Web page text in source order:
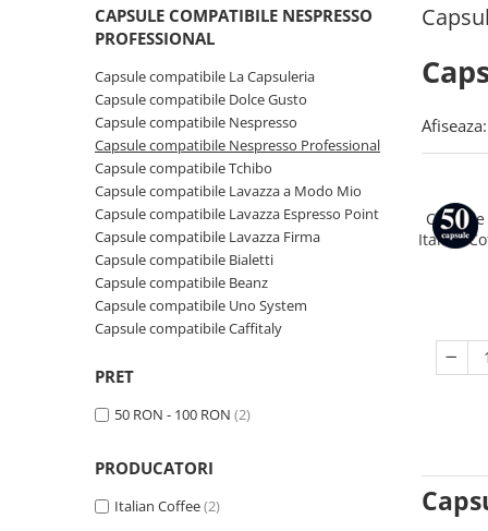
Professional
Capsule compatibile Tchibo
Capsule compatibile Lavazza a
Capsule compatibile Lavazza
Espresso Point
Capsule compatibile Lavazza Firma
Capsule compatibile Bialetti
Capsule compatibile Beanz
Capsule compatibile Uno System
Capsule compatibile Caffitaly
PADURI CAFEA & MONODOZE
CAFEA BOABE
CAFEA MACINATA
Capsule ceai compatibile
Capsule ceai compatibile Tchibo
Capsule ceai compatibile Beanz
Capsule ceai compatibile Caffitaly
Decalcifiant
Suporturi pentru capsule
CAPSULE COMPATIBILE NESPRESSO
PROFESSIONAL
Capsule compatibile La Capsuleria
Capsule compatibile Dolce Gusto
Capsule compatibile Nespresso
Capsule compatibile Nespresso Professional
Capsule compatibile Tchibo
Capsule compatibile Lavazza a Modo Mio
Capsule compatibile Lavazza Espresso Point
Capsule compatibile Lavazza Firma
Capsule compatibile Bialetti
Capsule compatibile Beanz
Capsule compatibile Uno System
Capsule compatibile Caffitaly
PRET
50 RON - 100 RON (2)
PRODUCATORI
Italian Coffee(2)
Afiseaza:
Italian